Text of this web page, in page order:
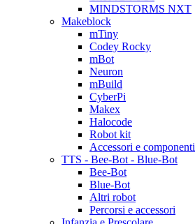
MINDSTORMS NXT
Makeblock
mTiny
Codey Rocky
mBot
Neuron
mBuild
CyberPi
Makex
Halocode
Robot kit
Accessori e componenti
TTS - Bee-Bot - Blue-Bot
Bee-Bot
Blue-Bot
Altri robot
Percorsi e accessori